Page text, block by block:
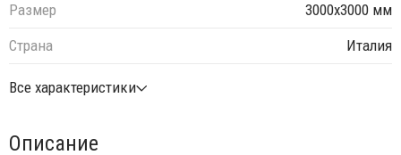
Размер
3000х3000 мм
Страна
Италия
Все характеристики
Описание